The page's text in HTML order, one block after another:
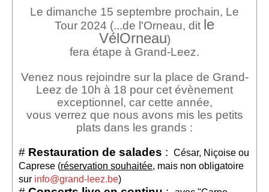
Location de Salle à l'Espace Grand-Leez
Description de la location
Salle du 1er étage (Photos)
Salle du 2d étage (Photos)
Diaporama
Reportages photographiques
Le dimanche 15 septembre prochain, Le
Tour 2024 (...de l'Orneau, dit le
VélOrneau)
fera étape à Grand-Leez.
Venez nous rejoindre sur la place de Grand-
Leez de 10h à 18 pour cet évènement
exceptionnel, car cette année,
vous verrez que nous avons mis les petits
plats dans les grands :
# Restauration de salades : César, Niçoise ou
Caprese (réservation souhaitée, mais non obligatoire
sur info@grand-leez.be)